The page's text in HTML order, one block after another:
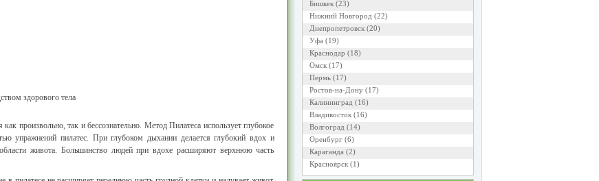
здорового тела
произвольно, так и бессознательно. Метод Пилатеса использует глубокое
упражнений пилатес. При глубоком дыхании делается глубокий вдох и
живота. Большинство людей при вдохе расширяют верхнюю часть
Бишкек(23)
Нижний Новгород (22)
Днепропетровск(20)
Уфа (19)
Краснодар (18)
Омск(17)
Пермь(17)
Ростов-на-Дону(17)
Калининград (16)
Владивосток(16)
Волгоград (14)
Оренбург(6)
Караганда (2)
Красноярск(1)